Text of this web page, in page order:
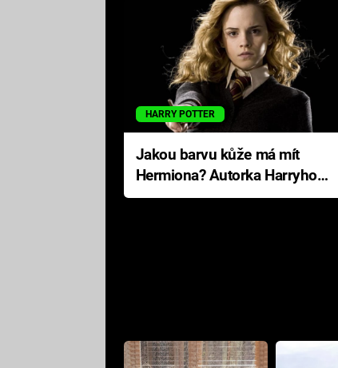
HARRY POTTER
Jakou barvu kůže má mít
Hermiona? Autorka Harryho
Pottera přišla s ráznou